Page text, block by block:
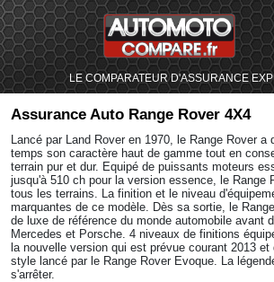
LE COMPARATEUR D'ASSURANCE
Assurance Auto Range Rover 4X4
Lancé par Land Rover en 1970, le Range Rover a
temps son caractère haut de gamme tout en
terrain pur et dur. Equipé de puissants moteurs
jusqu'à 510 ch pour la version essence, le Range
tous les terrains. La finition et le niveau
marquantes de ce modèle. Dès sa sortie, le
de luxe de référence du monde automobile avant
Mercedes et Porsche. 4 niveaux de finitions
la nouvelle version qui est prévue courant 2013 et
style lancé par le Range Rover Evoque. La
s'arrêter.